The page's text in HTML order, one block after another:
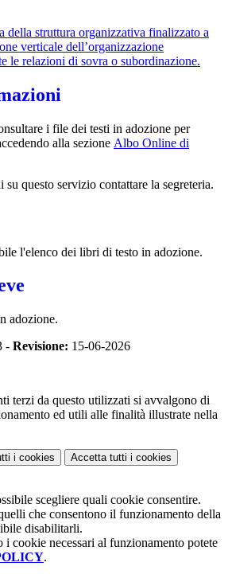
della struttura organizzativa finalizzato a
verticale dell’organizzazione
le relazioni di sovra o subordinazione.
i file dei testi in adozione per
alla sezione Albo Online di
questo servizio contattare la segreteria.
l'elenco dei libri di testo in adozione.
adozione.
- Revisione: 15-06-2026
terzi da questo utilizzati si avvalgono di
ed utili alle finalità illustrate nella
i cookies Accetta tutti i cookies
scegliere quali cookie consentire.
che consentono il funzionamento della
disabilitarli.
i cookie necessari al funzionamento potete
.